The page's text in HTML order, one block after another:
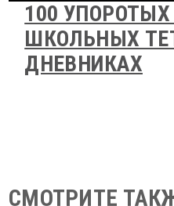
100
ШКОЛЬНЫХ
ДНЕВНИКАХ
СМОТРИТЕ